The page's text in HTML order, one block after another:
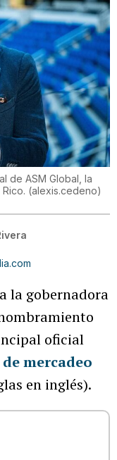
de ASM Global, la
(alexis.cedeno)
la gobernadora
oficial
mercadeo
en inglés).